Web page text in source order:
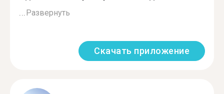
Развернуть
Скачать приложение